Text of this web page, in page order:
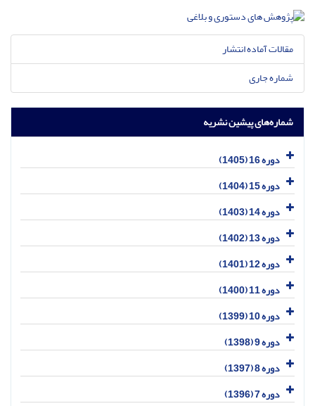
مقالات آماده انتشار
شماره جاری
شماره‌های پیشین نشریه
دوره 16 (1405)
دوره 15 (1404)
دوره 14 (1403)
دوره 13 (1402)
دوره 12 (1401)
دوره 11 (1400)
دوره 10 (1399)
دوره 9 (1398)
دوره 8 (1397)
دوره 7 (1396)